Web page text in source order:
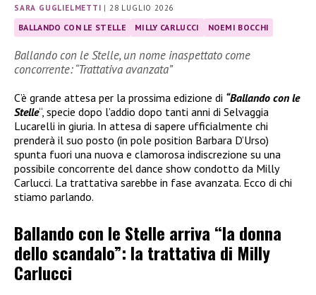
SARA GUGLIELMETTI | 28 LUGLIO 2026
BALLANDO CON LE STELLE MILLY CARLUCCI NOEMI BOCCHI
Ballando con le Stelle, un nome inaspettato come
concorrente: “Trattativa avanzata”
C’è grande attesa per la prossima edizione di “Ballando con le
Stelle“, specie dopo l’addio dopo tanti anni di Selvaggia
Lucarelli in giuria. In attesa di sapere ufficialmente chi
prenderà il suo posto (in pole position Barbara D’Urso)
spunta fuori una nuova e clamorosa indiscrezione su una
possibile concorrente del dance show condotto da Milly
Carlucci. La trattativa sarebbe in fase avanzata. Ecco di chi
stiamo parlando.
Ballando con le Stelle arriva “la donna
dello scandalo”: la trattativa di Milly
Carlucci